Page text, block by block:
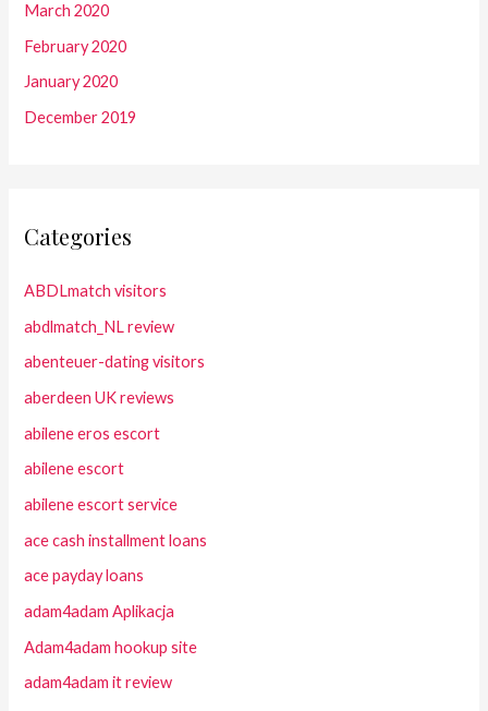
March 2020
February 2020
January 2020
December 2019
Categories
ABDLmatch visitors
abdlmatch_NL review
abenteuer-dating visitors
aberdeen UK reviews
abilene eros escort
abilene escort
abilene escort service
ace cash installment loans
ace payday loans
adam4adam Aplikacja
Adam4adam hookup site
adam4adam it review